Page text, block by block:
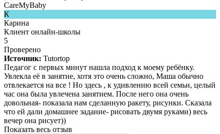
CareMyBaby
К
Карина
Клиент онлайн-школы
5
Проверено
Источник: Tutortop
Педагог с первых минут нашла подход к моему ребёнку.
Увлекла её в занятие, хотя это очень сложно, Маша обычно
отвлекается на все ! Но здесь , к удивлению всей семьи, целый
час она была увлечена занятием. После него она очень
довольная- показала нам сделанную ракету, рисунки. Сказала
что ей дали домашнее задание- рисовать двумя руками) весь
вечер она рисует))
Показать весь отзыв